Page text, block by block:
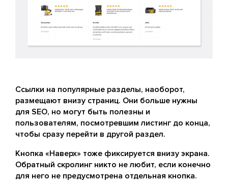
Ссылки на популярные разделы, наоборот,
размещают внизу страниц. Они больше нужны
для SEO, но могут быть полезны и
пользователям, посмотревшим листинг до конца,
чтобы сразу перейти в другой раздел.
Кнопка «Наверх» тоже фиксируется внизу экрана.
Обратный скролинг никто не любит, если конечно
для него не предусмотрена отдельная кнопка.